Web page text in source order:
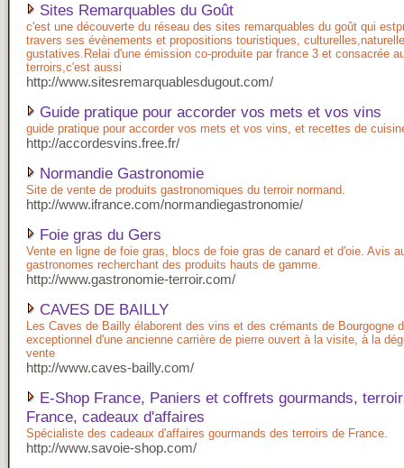
Sites Remarquables du Goût
c'est une découverte du réseau des sites remarquables du goût qui
travers ses évènements et propositions touristiques,
gustatives.Relai d'une émission co-produite par france 3 et consacrée
terroirs,c'est aussi
http://www.sitesremarquablesdugout.com/
Guide pratique pour accorder vos mets et vos vins
guide pratique pour accorder vos mets et vos vins, et recettes de
http://accordesvins.free.fr/
Normandie Gastronomie
Site de vente de produits gastronomiques du terroir normand.
http://www.ifrance.com/normandiegastronomie/
Foie gras du Gers
Vente en ligne de foie gras, blocs de foie gras de canard et d'oie. Avis
gastronomes recherchant des produits hauts de gamme.
http://www.gastronomie-terroir.com/
CAVES DE BAILLY
Les Caves de Bailly élaborent des vins et des crémants de Bourgogne
exceptionnel d'une ancienne carrière de pierre ouvert à la visite, à la
vente
http://www.caves-bailly.com/
E-Shop France, Paniers et coffrets gourmands,
France, cadeaux d'affaires
Spécialiste des cadeaux d'affaires gourmands des terroirs de France.
http://www.savoie-shop.com/